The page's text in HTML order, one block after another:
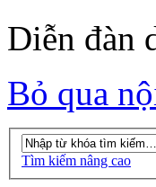
Diễn đàn
Bỏ qua
Tìm kiếm nâng cao